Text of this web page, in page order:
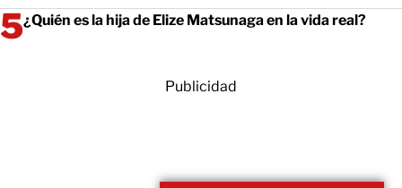
¿Quién es la hija de Elize Matsunaga en la vida real?
Publicidad